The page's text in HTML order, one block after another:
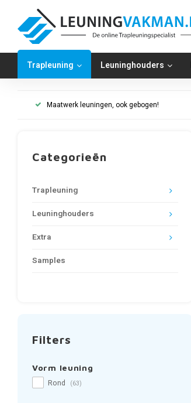
Trapleuning Leuninghouders
Maatwerk leuningen, ook gebogen!
Categorieën
Trapleuning
Leuninghouders
Extra
Samples
Filters
Vorm leuning
Rond (63)